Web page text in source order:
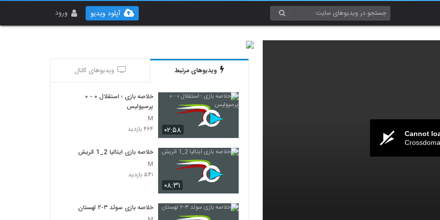
ورود آپلود ویدیو
Cannot
ویدیوهای مرتبط ویدیوهای کانال
۰۲:۵۸
خلاصه بازی ؛ استقلال ۰ - ۰
پرسپولیس
M
۴۶۴ بازدید
۰۸:۳۱
خلاصه بازی ایتالیا 2_1 اتريش
M
۵۴۱ بازدید
خلاصه بازی سوئد ۳-۲ لهستان